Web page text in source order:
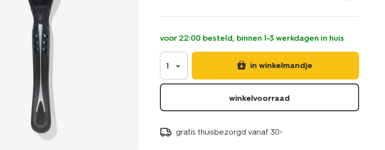
trimmer-
11937000.html
voor 22:00 besteld, binnen 1-3 werkdagen in huis
1 in winkelmandje
winkelvoorraad
gratis thuisbezorgd vanaf 30.-